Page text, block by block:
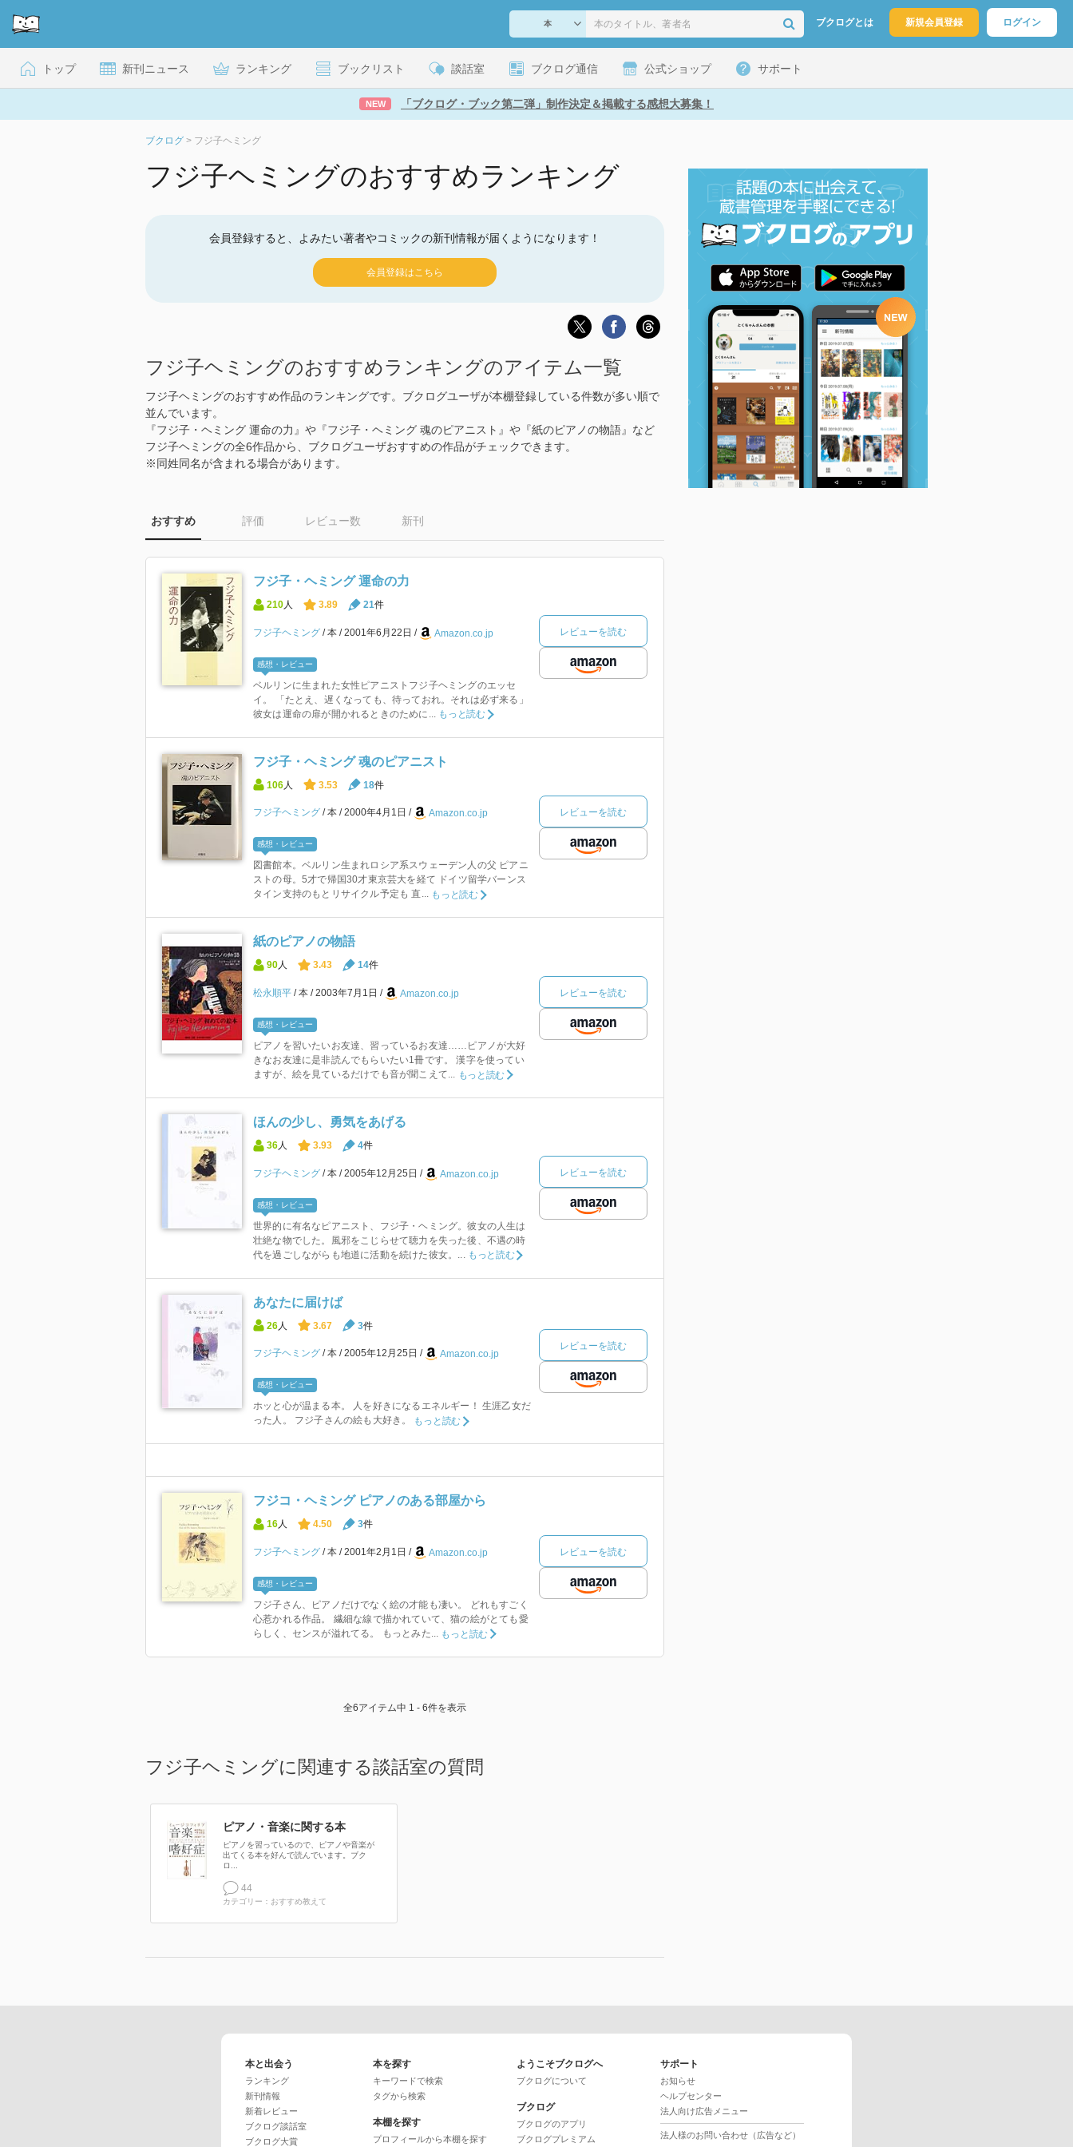
ブクログとは 新規会員登録 ログイン
トップ 新刊ニュース ランキング ブックリスト 談話室 ブクログ通信 公式ショップ サポート
NEW 「ブクログ・ブック第二弾」制作決定＆掲載する感想大募集！
ブクログ > フジ子ヘミング
フジ子ヘミングのおすすめランキング
会員登録すると、よみたい著者やコミックの新刊情報が届くようになります！
会員登録はこちら
フジ子ヘミングのおすすめランキングのアイテム一覧
フジ子ヘミングのおすすめ作品のランキングです。ブクログユーザが本棚登録している件数が多い順で
並んでいます。
『フジ子・ヘミング 運命の力』や『フジ子・ヘミング 魂のピアニスト』や『紙のピアノの物語』など
フジ子ヘミングの全6作品から、ブクログユーザおすすめの作品がチェックできます。
※同姓同名が含まれる場合があります。
おすすめ 評価 レビュー数 新刊
フジ子・ヘミング 運命の力
210人 3.89 21件
フジ子ヘミング 本 2001年6月22日 Amazon.co.jp
感想・レビュー
ベルリンに生まれた女性ピアニストフジ子ヘミングのエッセ
イ。 「たとえ、遅くなっても、待っておれ。それは必ず来る」
彼女は運命の扉が開かれるときのために...
もっと読む
レビューを読む
フジ子・ヘミング 魂のピアニスト
106 人 3.53 18件
フジ子ヘミング 本 2000年4月1日 Amazon.co.jp
感想・レビュー
図書館本。ベルリン生まれロシア系スウェーデン人の父 ピアニ
ストの母。5才で帰国30才東京芸大を経て ドイツ留学バーンス
タイン支持のもとリサイクル予定も 直... もっと読む
レビューを読む
紙のピアノの物語
90人 3.43 14件
松永順平 本 2003年7月1日 Amazon.co.jp
感想・レビュー
ピアノを習いたいお友達、習っているお友達……ピアノが大好
きなお友達に是非読んでもらいたい1冊です。 漢字を使ってい
ますが、絵を見ているだけでも音が聞こえて... もっと読む
レビューを読む
ほんの少し、勇気をあげる
36 人 3.93 4件
フジ子ヘミング 本 2005年12月25日 Amazon.co.jp
感想・レビュー
世界的に有名なピアニスト、フジ子・ヘミング。彼女の人生は
壮絶な物でした。風邪をこじらせて聴力を失った後、不遇の時
代を過ごしながらも地道に活動を続けた彼女。...
もっと読む
レビューを読む
あなたに届けば
26 人 3.67 3件
フジ子ヘミング 本 2005年12月25日 Amazon.co.jp
感想・レビュー
ホッと心が温まる本。 人を好きになるエネルギー！ 生涯乙女だ
った人。 フジ子さんの絵も大好き。
もっと読む
レビューを読む
フジコ・ヘミング ピアノのある部屋から
16人 4.50 3件
フジ子ヘミング 本 2001年2月1日 Amazon.co.jp
感想・レビュー
フジ子さん、ピアノだけでなく絵の才能も凄い。 どれもすごく
心惹かれる作品。 繊細な線で描かれていて、猫の絵がとても愛
らしく、センスが溢れてる。 もっとみた... もっと読む
レビューを読む
全6アイテム中 1 - 6件を表示
フジ子ヘミングに関連する談話室の質問
ピアノ・音楽に関する本
ピアノを習っているので、ピアノや音楽が
出てくる本を好んで読んでいます。ブク
ロ...
44
カテゴリー：おすすめ教えて
本と出会う
ランキング
新刊情報
新着レビュー
ブクログ談話室
ブクログ大賞
本を探す
キーワードで検索
タグから検索
本棚を探す
プロフィールから本棚を探す
ようこそブクログへ
ブクログについて
ブクログ
ブクログのアプリ
ブクログプレミアム
サポート
お知らせ
ヘルプセンター
法人向け広告メニュー
法人様のお問い合わせ（広告など）